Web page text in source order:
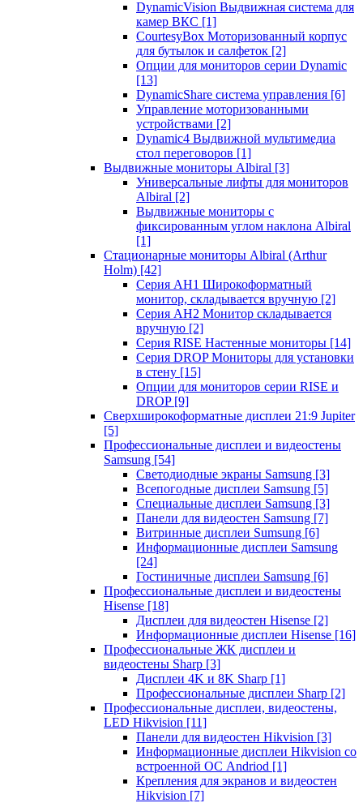
DynamicVision Выдвижная система для
камер ВКС [1]
CourtesyBox Моторизованный корпус
для бутылок и салфеток [2]
Опции для мониторов серии Dynamic
[13]
DynamicShare система управления [6]
Управление моторизованными
устройствами [2]
Dynamic4 Выдвижной мультимедиа
стол переговоров [1]
Выдвижные мониторы Albiral [3]
Универсальные лифты для мониторов
Albiral [2]
Выдвижные мониторы с
фиксированным углом наклона Albiral
[1]
Стационарные мониторы Albiral (Arthur
Holm) [42]
Серия AH1 Широкоформатный
монитор, складывается вручную [2]
Серия AH2 Монитор складывается
вручную [2]
Серия RISE Настенные мониторы [14]
Серия DROP Мониторы для установки
в стену [15]
Опции для мониторов серии RISE и
DROP [9]
Сверхширокоформатные дисплеи 21:9 Jupiter
[5]
Профессиональные дисплеи и видеостены
Samsung [54]
Светодиодные экраны Samsung [3]
Всепогодные дисплеи Samsung [5]
Специальные дисплеи Samsung [3]
Панели для видеостен Samsung [7]
Витринные дисплеи Sumsung [6]
Информационные дисплеи Samsung
[24]
Гостиничные дисплеи Samsung [6]
Профессиональные дисплеи и видеостены
Hisense [18]
Дисплеи для видеостен Hisense [2]
Информационные дисплеи Hisense [16]
Профессиональные ЖК дисплеи и
видеостены Sharp [3]
Дисплеи 4K и 8K Sharp [1]
Профессиональные дисплеи Sharp [2]
Профессиональные дисплеи, видеостены,
LED Hikvision [11]
Панели для видеостен Hikvision [3]
Информационные дисплеи Hikvision со
встроенной ОС Andriod [1]
Крепления для экранов и видеостен
Hikvision [7]